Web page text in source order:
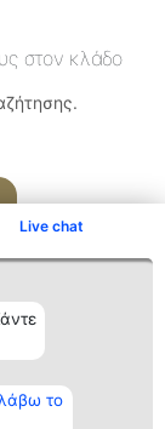
Live chat
το
στον κλάδο